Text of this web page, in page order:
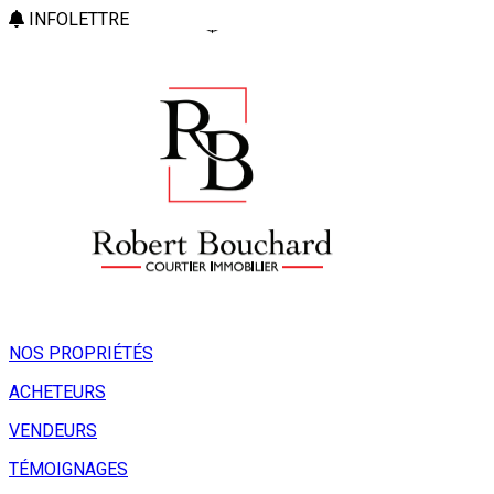
INFOLETTRE
NOS PROPRIÉTÉS
ACHETEURS
VENDEURS
TÉMOIGNAGES